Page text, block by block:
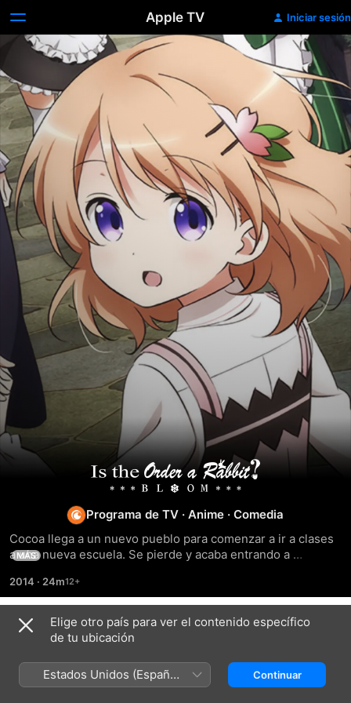
Apple TV Iniciar sesión
Gochūmon
wa
Usagi
Desu
ka?
Programa de TV ·Anime ·Comedia
Cocoa llega a un nuevo pueblo para comenzar a ir a clases
a una nueva escuela. Se pierde y acaba entrando a
resulta ser su destino y donde vivirá. Una serie en la que
unas chicas monas trabajan en una cafetería, hablan de
café, de dulces, de sus cosas y se divierten.
MÁS
2014 · 24m
Temporada 3
Elige otro país para ver el contenido específico
de tu ubicación
Estados Unidos (Español
México)
Continuar